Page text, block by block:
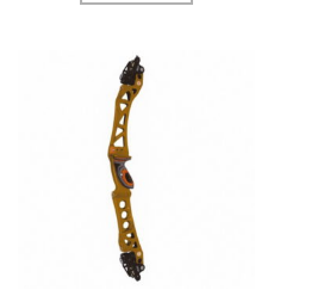
has
multiple
chosen
on